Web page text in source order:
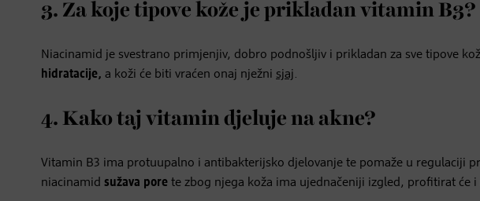
3. Za koje tipove kože je prikladan vitamin B3?
Niacinamid je svestrano primjenjiv, dobro podnošljiv i prikladan za sve tipove
hidratacije, a koži će biti vraćen onaj nježni sjaj.
4. Kako taj vitamin djeluje na akne?
Vitamin B3 ima protuupalno i antibakterijsko djelovanje te pomaže u regulaciji
niacinamid sužava pore te zbog njega koža ima ujednačeniji izgled, profitirat će